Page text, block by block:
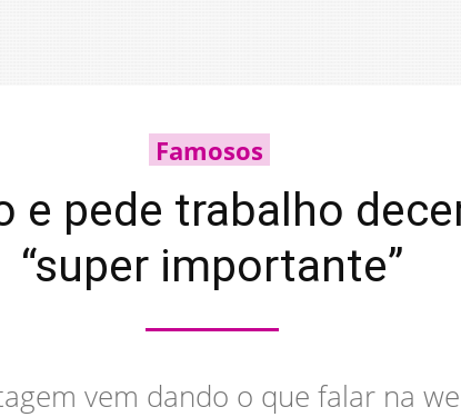
Famosos
e pede trabalho
“super importante”
vem dando o que falar na